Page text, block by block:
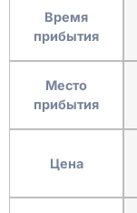
Время
прибытия
Место
прибытия
Цена